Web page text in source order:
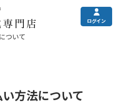
ログイン
ついて
方法について
〜16:00